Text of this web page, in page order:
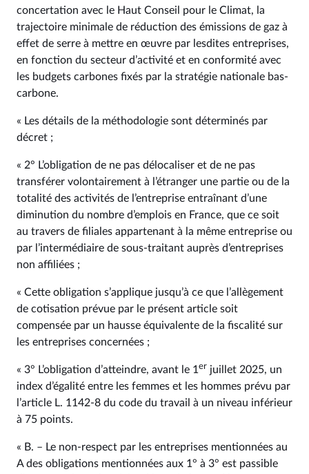
concertation avec le Haut Conseil pour le Climat, la
trajectoire minimale de réduction des émissions de gaz à
effet de serre à mettre en œuvre par lesdites entreprises,
en fonction du secteur d’activité et en conformité avec
les budgets carbones fixés par la stratégie nationale bas-
carbone.
« Les détails de la méthodologie sont déterminés par
décret ;
« 2° L’obligation de ne pas délocaliser et de ne pas
transférer volontairement à l’étranger une partie ou de la
totalité des activités de l’entreprise entraînant d’une
diminution du nombre d’emplois en France, que ce soit
au travers de filiales appartenant à la même entreprise ou
par l’intermédiaire de sous-traitant auprès d’entreprises
non affiliées ;
« Cette obligation s’applique jusqu’à ce que l’allègement
de cotisation prévue par le présent article soit
compensée par un hausse équivalente de la fiscalité sur
les entreprises concernées ;
« 3° L’obligation d’atteindre, avant le 1 er juillet 2025, un
index d’égalité entre les femmes et les hommes prévu par
l’article L. 1142‑8 du code du travail à un niveau inférieur
à 75 points.
« B. – Le non-respect par les entreprises mentionnées au
A des obligations mentionnées aux 1° à 3° est passible